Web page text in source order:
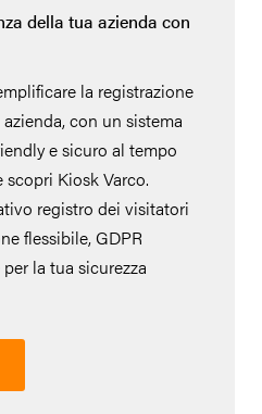
della tua azienda con
la registrazione
con un sistema
e sicuro al tempo
scopri Kiosk Varco.
registro dei visitatori
flessibile, GDPR
la tua sicurezza